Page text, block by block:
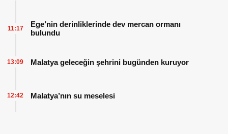
Ege’nin derinliklerinde dev mercan ormanı
bulundu
11:17
Malatya geleceğin şehrini bugünden kuruyor
13:09
Malatya’nın su meselesi
12:42